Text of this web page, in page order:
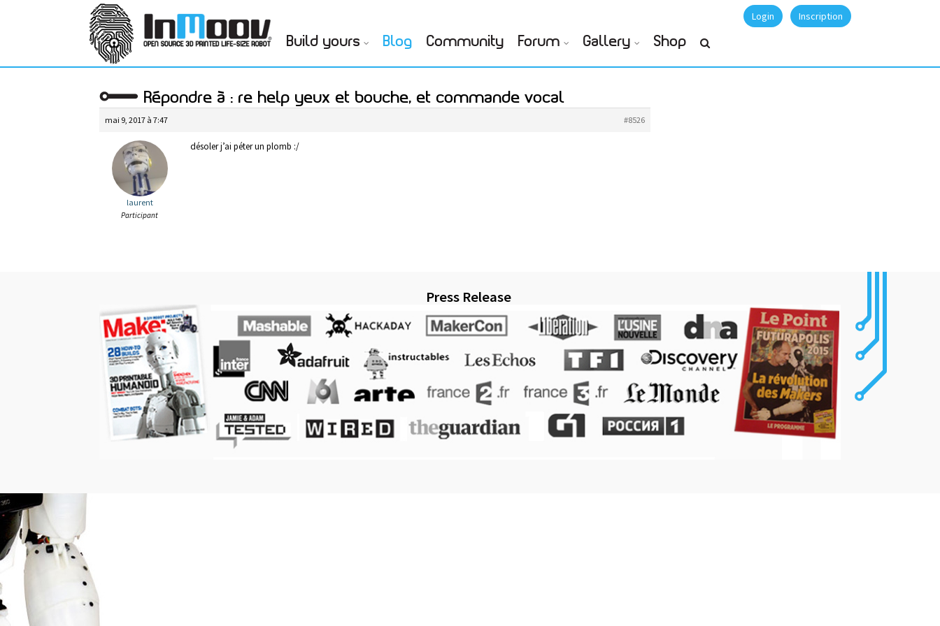
Login Inscription
Build yours Blog Community Forum Gallery Shop
Répondre à : re help yeux et bouche, et commande vocal
mai 9, 2017 à 7:47 #8526
laurent
Participant
désoler j’ai péter un plomb :/
Press Release